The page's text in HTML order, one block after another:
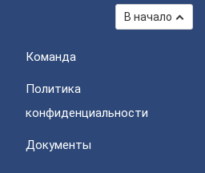
В начало
Команда
Политика
конфиденциальности
Документы